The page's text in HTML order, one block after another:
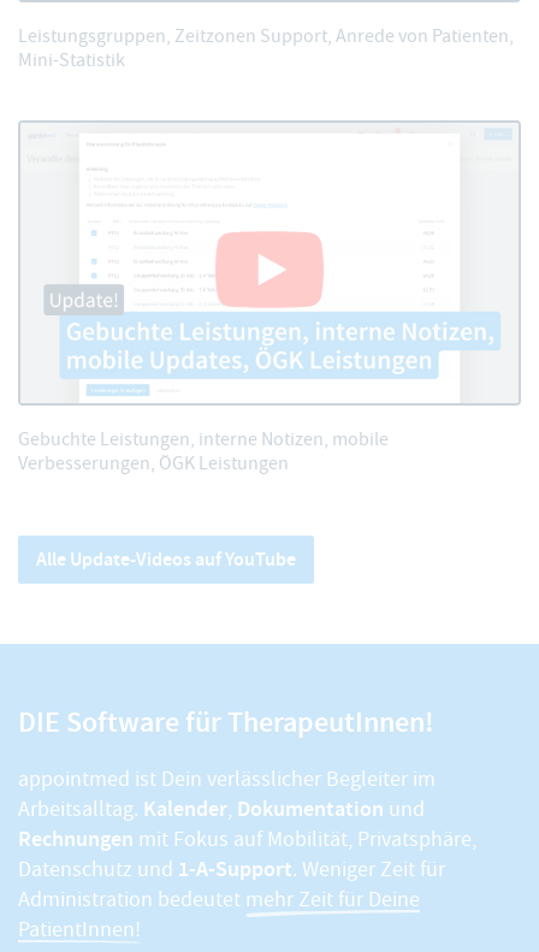
Leistungsgruppen, Zeitzonen Support, Anrede von Patienten,
Mini-Statistik
Gebuchte Leistungen, interne Notizen, mobile
Verbesserungen, ÖGK Leistungen
Alle Update-Videos auf YouTube
DIE Software für TherapeutInnen!
appointmed ist Dein verlässlicher Begleiter im
Arbeitsalltag. Kalender, Dokumentation und
Rechnungen mit Fokus auf Mobilität, Privatsphäre,
Datenschutz und 1-A-Support. Weniger Zeit für
Administration bedeutet mehr Zeit für Deine
PatientInnen!